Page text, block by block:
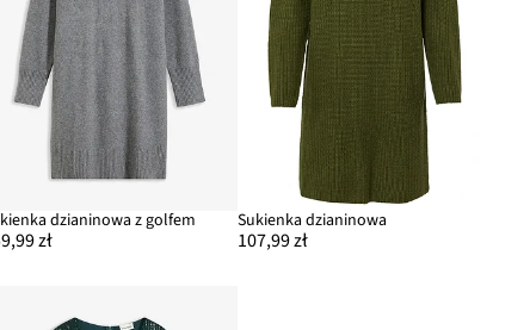
dzianinowa z golfem
zł
Sukienka dzianinowa
107,99 zł